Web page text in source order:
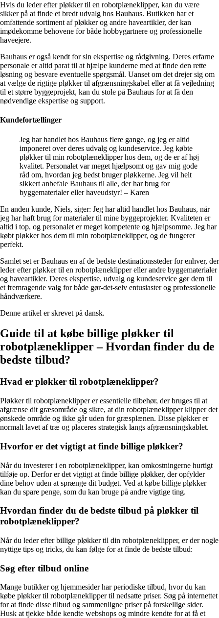
Hvis du leder efter pløkker til en robotplæneklipper, kan du være
sikker på at finde et bredt udvalg hos Bauhaus. Butikken har et
omfattende sortiment af pløkker og andre haveartikler, der kan
imødekomme behovene for både hobbygartnere og professionelle
haveejere.
Bauhaus er også kendt for sin ekspertise og rådgivning. Deres erfarne
personale er altid parat til at hjælpe kunderne med at finde den rette
løsning og besvare eventuelle spørgsmål. Uanset om det drejer sig om
at vælge de rigtige pløkker til afgrænsningskabel eller at få vejledning
til et større byggeprojekt, kan du stole på Bauhaus for at få den
nødvendige ekspertise og support.
Kundefortællinger
Jeg har handlet hos Bauhaus flere gange, og jeg er altid
imponeret over deres udvalg og kundeservice. Jeg købte
pløkker til min robotplæneklipper hos dem, og de er af høj
kvalitet. Personalet var meget hjælpsomt og gav mig gode
råd om, hvordan jeg bedst bruger pløkkerne. Jeg vil helt
sikkert anbefale Bauhaus til alle, der har brug for
byggematerialer eller haveudstyr! – Karen
En anden kunde, Niels, siger: Jeg har altid handlet hos Bauhaus, når
jeg har haft brug for materialer til mine byggeprojekter. Kvaliteten er
altid i top, og personalet er meget kompetente og hjælpsomme. Jeg har
købt pløkker hos dem til min robotplæneklipper, og de fungerer
perfekt.
Samlet set er Bauhaus en af de bedste destinationssteder for enhver, der
leder efter pløkker til en robotplæneklipper eller andre byggematerialer
og haveartikler. Deres ekspertise, udvalg og kundeservice gør dem til
et fremragende valg for både gør-det-selv entusiaster og professionelle
håndværkere.
Denne artikel er skrevet på dansk.
Guide til at købe billige pløkker til
robotplæneklipper – Hvordan finder du de
bedste tilbud?
Hvad er pløkker til robotplæneklipper?
Pløkker til robotplæneklipper er essentielle tilbehør, der bruges til at
afgrænse dit græsområde og sikre, at din robotplæneklipper klipper det
ønskede område og ikke går uden for græsplænen. Disse pløkker er
normalt lavet af træ og placeres strategisk langs afgrænsningskablet.
Hvorfor er det vigtigt at finde billige pløkker?
Når du investerer i en robotplæneklipper, kan omkostningerne hurtigt
tilføje op. Derfor er det vigtigt at finde billige pløkker, der opfylder
dine behov uden at sprænge dit budget. Ved at købe billige pløkker
kan du spare penge, som du kan bruge på andre vigtige ting.
Hvordan finder du de bedste tilbud på pløkker til
robotplæneklipper?
Når du leder efter billige pløkker til din robotplæneklipper, er der nogle
nyttige tips og tricks, du kan følge for at finde de bedste tilbud:
Søg efter tilbud online
Mange butikker og hjemmesider har periodiske tilbud, hvor du kan
købe pløkker til robotplæneklipper til nedsatte priser. Søg på internettet
for at finde disse tilbud og sammenligne priser på forskellige sider.
Husk at tjekke både kendte webshops og mindre kendte for at få et